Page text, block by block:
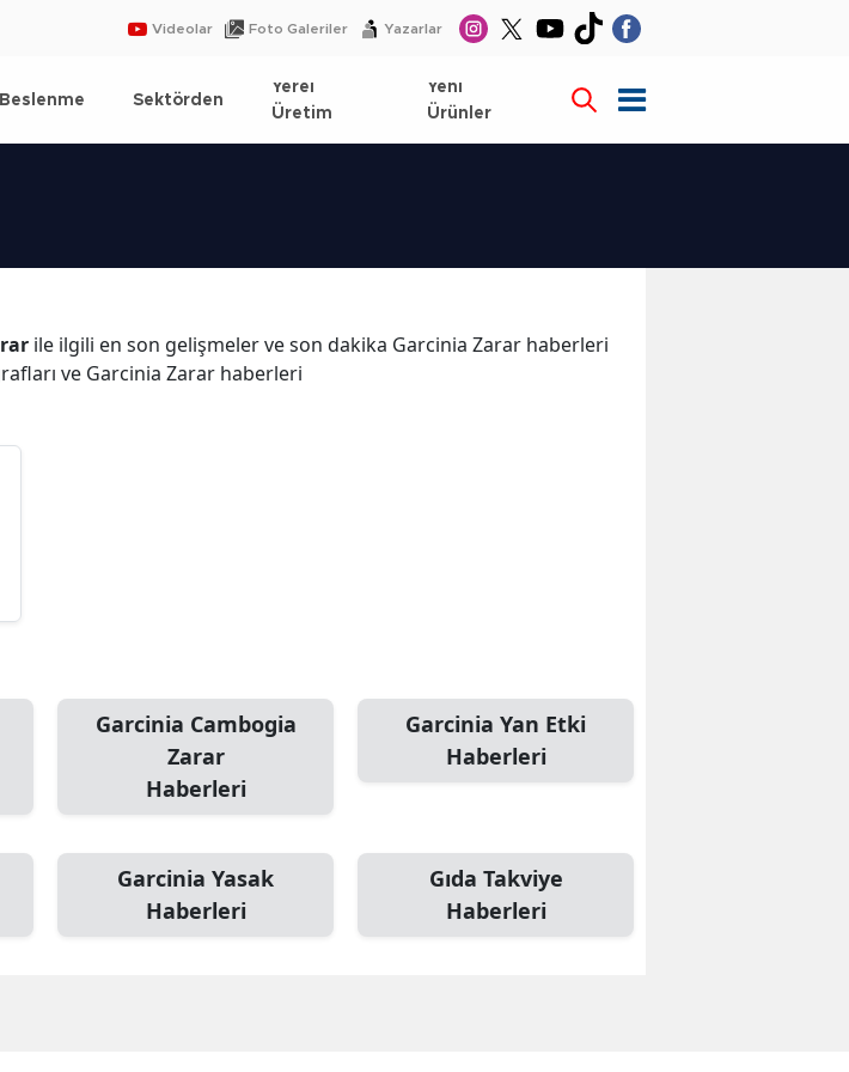
Videolar Foto Galeriler Yazarlar
Beslenme Sektörden
Yerel
Üretim
Yeni
Ürünler
ile ilgili en son gelişmeler ve son dakika Garcinia Zarar haberleri
ve Garcinia Zarar haberleri
Garcinia Cambogia
Zarar
Haberleri
Garcinia Yan Etki
Haberleri
Garcinia Yasak
Haberleri
Gıda Takviye
Haberleri